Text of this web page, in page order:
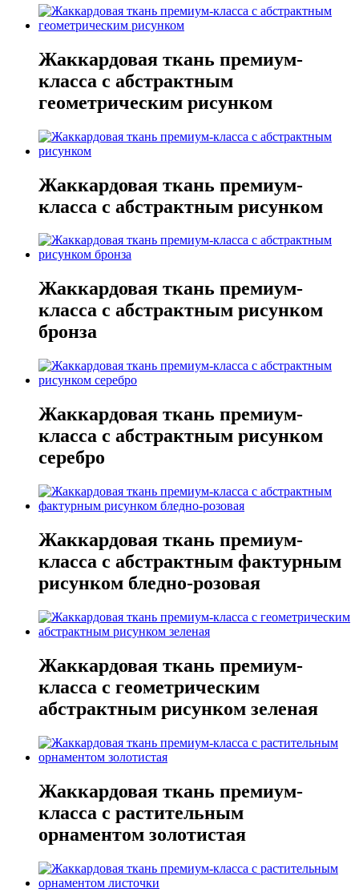
Жаккардовая ткань премиум-
класса с абстрактным
геометрическим рисунком
Жаккардовая ткань премиум-
класса с абстрактным рисунком
Жаккардовая ткань премиум-
класса с абстрактным рисунком
бронза
Жаккардовая ткань премиум-
класса с абстрактным рисунком
серебро
Жаккардовая ткань премиум-
класса с абстрактным фактурным
рисунком бледно-розовая
Жаккардовая ткань премиум-
класса с геометрическим
абстрактным рисунком зеленая
Жаккардовая ткань премиум-
класса с растительным
орнаментом золотистая